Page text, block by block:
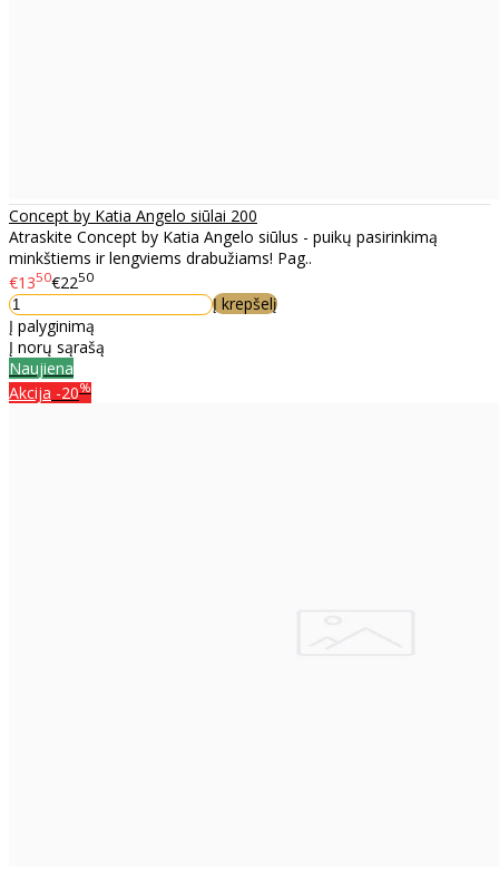
Concept by Katia Angelo siūlai 200
Atraskite Concept by Katia Angelo siūlus - puikų pasirinkimą
minkštiems ir lengviems drabužiams! Pag..
€1350€2250
Į krepšelį
Į palyginimą
Į norų sąrašą
Naujiena
Akcija -20%